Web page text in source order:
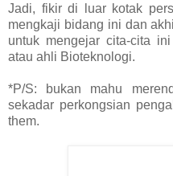
Jadi, fikir di luar kotak
mengkaji bidang ini dan
untuk mengejar cita-cita
atau ahli Bioteknologi.
*P/S: bukan mahu
sekadar perkongsian
them.